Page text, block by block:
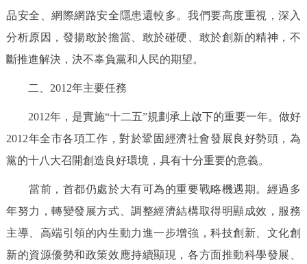
品安全、網際網路安全隱患還較多。我們要高度重視，深入
分析原因，發揚敢於擔當、敢於碰硬、敢於創新的精神，不
斷推進解決，決不辜負黨和人民的期望。
二、2012年主要任務
2012年，是實施“十二五”規劃承上啟下的重要一年。做好
2012年全市各項工作，對於鞏固經濟社會發展良好勢頭，為
黨的十八大召開創造良好環境，具有十分重要的意義。
當前，首都仍處於大有可為的重要戰略機遇期。經過多
年努力，轉變發展方式、調整經濟結構取得明顯成效，服務
主導、高端引領的內生動力進一步增強，科技創新、文化創
新的資源優勢和政策效應持續顯現，各方面推動科學發展、